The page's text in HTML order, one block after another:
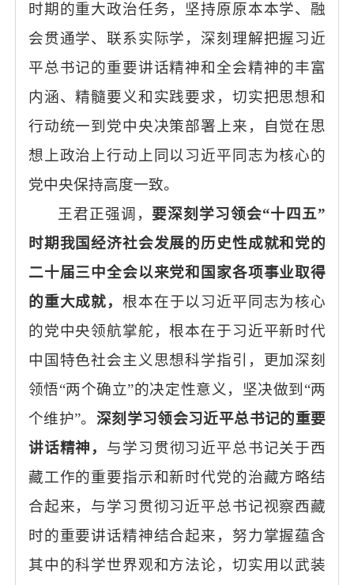
时期的重大政治任务，坚持原原本本学、融
会贯通学、联系实际学，深刻理解把握习近
平总书记的重要讲话精神和全会精神的丰富
内涵、精髓要义和实践要求，切实把思想和
行动统一到党中央决策部署上来，自觉在思
想上政治上行动上同以习近平同志为核心的
党中央保持高度一致。
王君正强调， 要深刻学习领会“十四五”
时期我国经济社会发展的历史性成就和党的
二十届三中全会以来党和国家各项事业取得
的重大成就， 根本在于以习近平同志为核心
的党中央领航掌舵，根本在于习近平新时代
中国特色社会主义思想科学指引，更加深刻
领悟“两个确立”的决定性意义，坚决做到“两
个维护”。 深刻学习领会习近平总书记的重要
讲话精神， 与学习贯彻习近平总书记关于西
藏工作的重要指示和新时代党的治藏方略结
合起来，与学习贯彻习近平总书记视察西藏
时的重要讲话精神结合起来，努力掌握蕴含
其中的科学世界观和方法论，切实用以武装